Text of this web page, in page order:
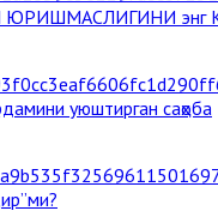
энг
уюштирган саҳоба